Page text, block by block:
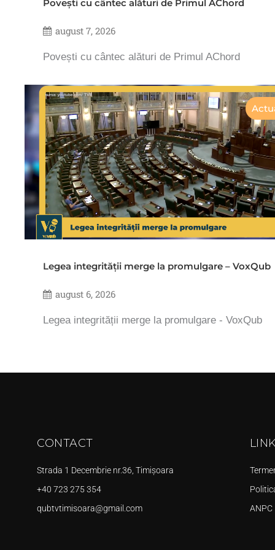
Povești cu cântec alături de Primul AChord
august 7, 2026
Povești cu cântec alături de Primul AChord
Legea integrității merge la promulgare – VoxQub
august 6, 2026
Legea integrității merge la promulgare - VoxQub
CONTACT
Strada 1 Decembrie nr.36, Timișoara
+40 723 275 354
qubtvtimisoara@gmail.com
ANPC